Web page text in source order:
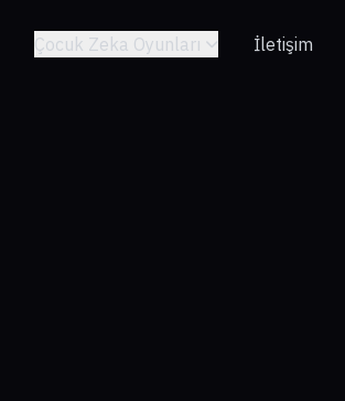
Çocuk Zeka Oyunları İletişim